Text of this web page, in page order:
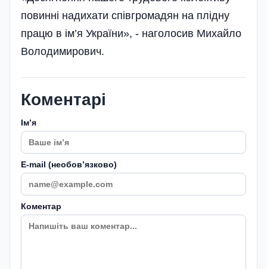
повинні надихати співгромадян на плідну
працю в ім’я України», - наголосив Михайло
Володимирович.
Коментарі
Імʼя
E-mail (необовʼязково)
Коментар